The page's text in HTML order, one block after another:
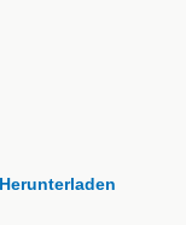
Herunterladen